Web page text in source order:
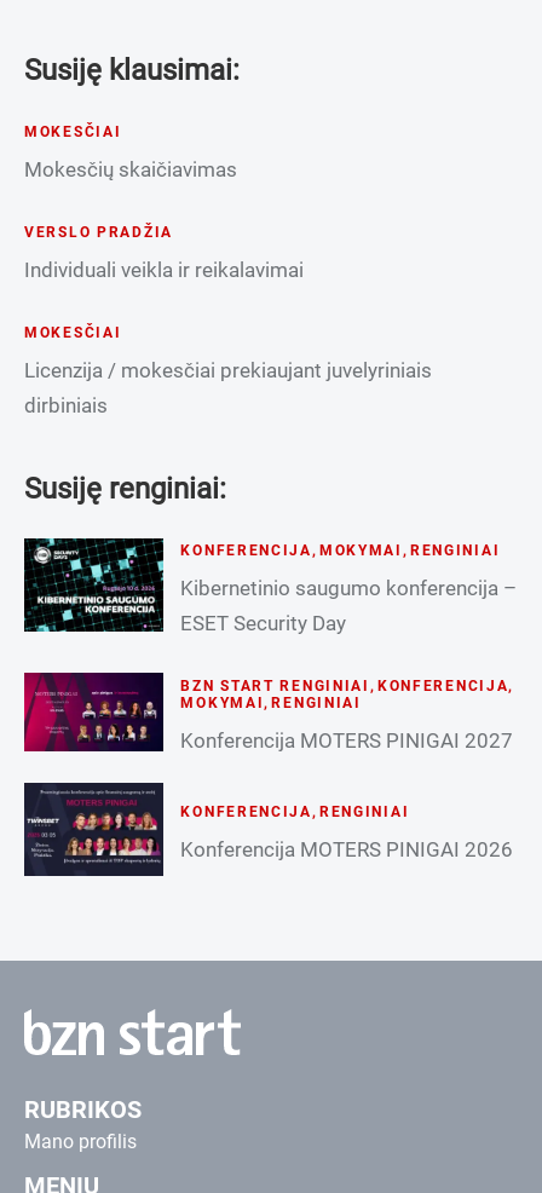
Susiję klausimai:
MOKESČIAI
Mokesčių skaičiavimas
VERSLO PRADŽIA
Individuali veikla ir reikalavimai
MOKESČIAI
Licenzija / mokesčiai prekiaujant juvelyriniais
dirbiniais
Susiję renginiai:
KONFERENCIJA , MOKYMAI , RENGINIAI
Kibernetinio saugumo konferencija –
ESET Security Day
BZN START RENGINIAI , KONFERENCIJA,
MOKYMAI ,RENGINIAI
Konferencija MOTERS PINIGAI 2027
KONFERENCIJA , RENGINIAI
Konferencija MOTERS PINIGAI 2026
RUBRIKOS
Mano profilis
MENIU